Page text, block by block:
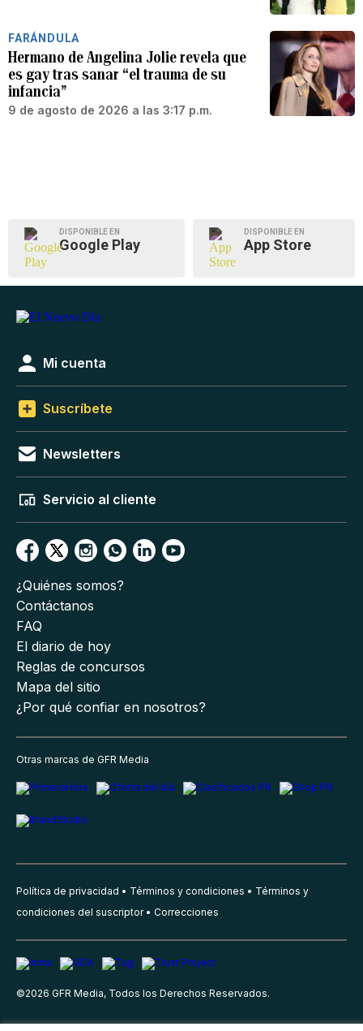
FARÁNDULA
Hermano de Angelina Jolie revela que
es gay tras sanar “el trauma de su
infancia”
9 de agosto de 2026 a las 3:17 p.m.
DISPONIBLE EN
Google Play
DISPONIBLE EN
App Store
Mi cuenta
Suscríbete
Newsletters
Servicio al cliente
¿Quiénes somos?
Contáctanos
FAQ
El diario de hoy
Reglas de concursos
Mapa del sitio
¿Por qué confiar en nosotros?
Otras marcas de GFR Media
Política de privacidad Términos y condiciones
Términos y
condiciones del suscriptor
Correcciones
©2026 GFR Media, Todos los Derechos Reservados.